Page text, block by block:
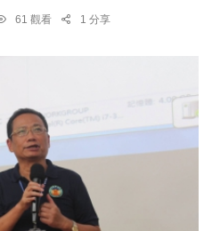
61 觀看 1 分享